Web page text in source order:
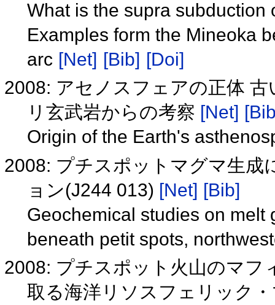
What is the supra
Examples form the Mineoka
arc [Net] [Bib] [Doi]
2008: アセノスフェアの正体
リ玄武岩からの考察 [Net]
Origin of the Earth's
2008: プチスポットマグマ生成
ョン(J244 013) [Net] [Bib]
Geochemical studies on
beneath petit spots,
2008: プチスポット火山のマフ
取る海洋リソスフェリック